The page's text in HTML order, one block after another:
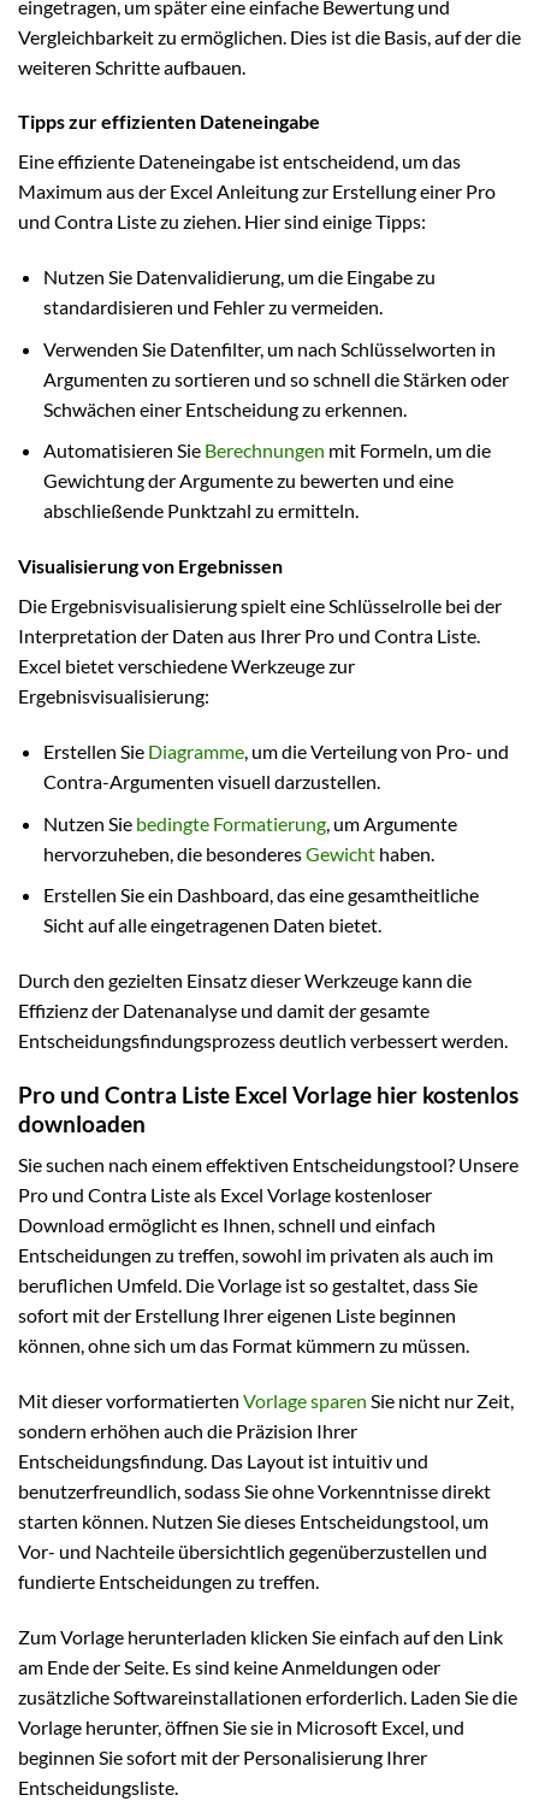
eingetragen, um später eine einfache Bewertung und
Vergleichbarkeit zu ermöglichen. Dies ist die Basis, auf der die
weiteren Schritte aufbauen.
Tipps zur effizienten Dateneingabe
Eine effiziente Dateneingabe ist entscheidend, um das
Maximum aus der Excel Anleitung zur Erstellung einer Pro
und Contra Liste zu ziehen. Hier sind einige Tipps:
Nutzen Sie Datenvalidierung, um die Eingabe zu
standardisieren und Fehler zu vermeiden.
Verwenden Sie Datenfilter, um nach Schlüsselworten in
Argumenten zu sortieren und so schnell die Stärken oder
Schwächen einer Entscheidung zu erkennen.
Automatisieren Sie Berechnungen mit Formeln, um die
Gewichtung der Argumente zu bewerten und eine
abschließende Punktzahl zu ermitteln.
Visualisierung von Ergebnissen
Die Ergebnisvisualisierung spielt eine Schlüsselrolle bei der
Interpretation der Daten aus Ihrer Pro und Contra Liste.
Excel bietet verschiedene Werkzeuge zur
Ergebnisvisualisierung:
Erstellen Sie Diagramme, um die Verteilung von Pro- und
Contra-Argumenten visuell darzustellen.
Nutzen Sie bedingte Formatierung, um Argumente
hervorzuheben, die besonderesGewichthaben.
Erstellen Sie ein Dashboard, das eine gesamtheitliche
Sicht auf alle eingetragenen Daten bietet.
Durch den gezielten Einsatz dieser Werkzeuge kann die
Effizienz der Datenanalyse und damit der gesamte
Entscheidungsfindungsprozess deutlich verbessert werden.
Pro und Contra Liste Excel Vorlage hier kostenlos
downloaden
Sie suchen nach einem effektiven Entscheidungstool? Unsere
Pro und Contra Liste als Excel Vorlage kostenloser
Download ermöglicht es Ihnen, schnell und einfach
Entscheidungen zu treffen, sowohl im privaten als auch im
beruflichen Umfeld. Die Vorlage ist so gestaltet, dass Sie
sofort mit der Erstellung Ihrer eigenen Liste beginnen
können, ohne sich um das Format kümmern zu müssen.
Mit dieser vorformatierten Vorlage sparen Sie nicht nur Zeit,
sondern erhöhen auch die Präzision Ihrer
Entscheidungsfindung. Das Layout ist intuitiv und
benutzerfreundlich, sodass Sie ohne Vorkenntnisse direkt
starten können. Nutzen Sie dieses Entscheidungstool, um
Vor- und Nachteile übersichtlich gegenüberzustellen und
fundierte Entscheidungen zu treffen.
Zum Vorlage herunterladen klicken Sie einfach auf den Link
am Ende der Seite. Es sind keine Anmeldungen oder
zusätzliche Softwareinstallationen erforderlich. Laden Sie die
Vorlage herunter, öffnen Sie sie in Microsoft Excel, und
beginnen Sie sofort mit der Personalisierung Ihrer
Entscheidungsliste.